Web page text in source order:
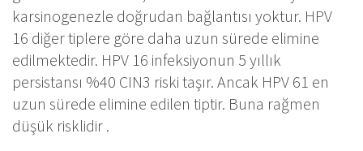
karsinogenezle doğrudan bağlantısı yoktur. HPV
16 diğer tiplere göre daha uzun sürede elimine
edilmektedir. HPV 16 infeksiyonun 5 yıllık
persistansı %40 CIN3 riski taşır. Ancak HPV 61 en
uzun sürede elimine edilen tiptir. Buna rağmen
düşük risklidir .